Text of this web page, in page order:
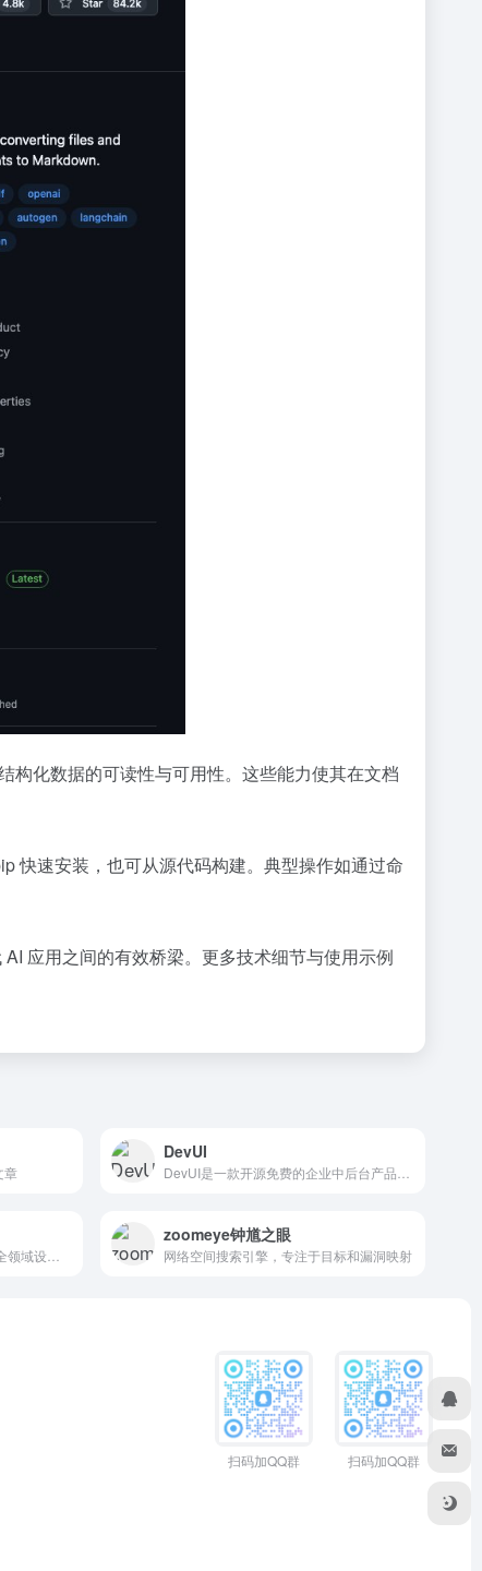
构化数据的可读性与可用性。这些能力使其在文档
快速安装，也可从源代码构建。典型操作如通过命
应用之间的有效桥梁。更多技术细节与使用示例
章
DevUI
zoomeye钟馗之眼
网络空间搜索引擎，专注于目标和漏洞映射
扫码加QQ群 扫码加QQ群